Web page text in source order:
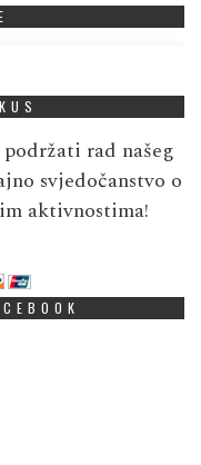
rad našeg
svjedočanstvo o
aktivnostima!